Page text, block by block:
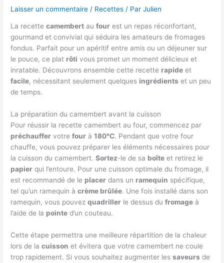
Laisser un commentaire / Recettes / ParJulien
La recettecamembert aufour est un repas réconfortant,
gourmand et convivial qui séduira les amateurs de fromages
fondus. Parfait pour un apéritif entre amis ou un déjeuner sur
le pouce, ce plat rôti vous promet un moment délicieux et
inratable. Découvrons ensemble cette recette rapide et
facile, nécessitant seulement quelques ingrédients et un peu
de temps.
La préparation du camembert avant la cuisson
Pour réussir la recette camembert au four, commencez par
préchauffer votrefour à180°C. Pendant que votre four
chauffe, vous pouvez préparer les éléments nécessaires pour
la cuisson du camembert.Sortez-le de sa boîte et retirez le
papier qui l’entoure. Pour une cuisson optimale du fromage, il
est recommandé de le placer dans un ramequin spécifique,
tel qu’un ramequin àcrème brûlée. Une fois installé dans son
ramequin, vous pouvezquadriller le dessus dufromage à
l’aide de la pointe d’un couteau.
Cette étape permettra une meilleure répartition de la chaleur
lors de lacuisson et évitera que votre camembert ne coule
trop rapidement. Si vous souhaitez augmenter lessaveurs de